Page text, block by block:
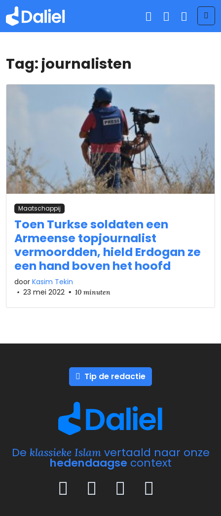
Tag: journalisten
Maatschappij
Toen Turkse soldaten een
Armeense topjournalist
vermoordden, hield Erdogan ze
een hand boven het hoofd
door Kasim Tekin
• 23 mei 2022 • 10 minuten
Tip de redactie
De klassieke Islamvertaald naar onze
hedendaagse context